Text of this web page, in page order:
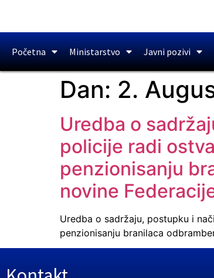
Početna Ministarstvo Javni pozivi
Dan: 2.
Uredba o
policije radi
penzionisanju
novine
Uredba o sadržaju, postupku i
penzionisanju branilaca